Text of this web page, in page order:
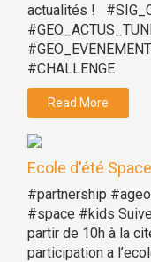
actualités !
#CHALLENGE
Read More
Ecole d'été
#partnership
#space #kids
partir de 10h à la
participation a